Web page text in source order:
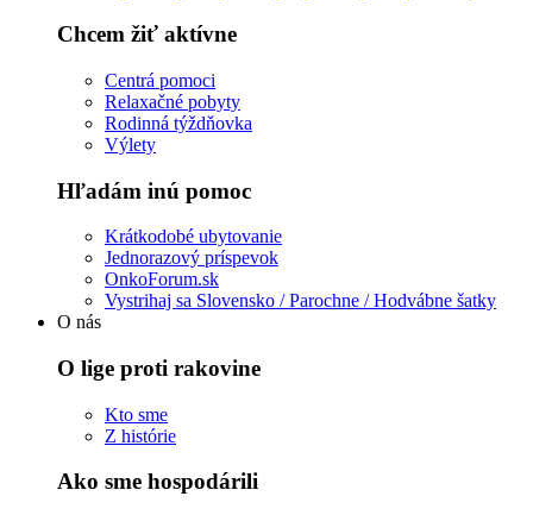
Chcem žiť aktívne
Centrá pomoci
Relaxačné pobyty
Rodinná týždňovka
Výlety
Hľadám inú pomoc
Krátkodobé ubytovanie
Jednorazový príspevok
OnkoForum.sk
Vystrihaj sa Slovensko / Parochne / Hodvábne šatky
O nás
O lige proti rakovine
Kto sme
Z histórie
Ako sme hospodárili